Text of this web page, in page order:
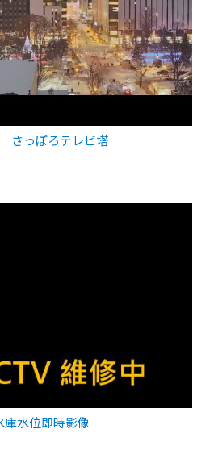
さっぽろテレビ塔
庫水位即時影像